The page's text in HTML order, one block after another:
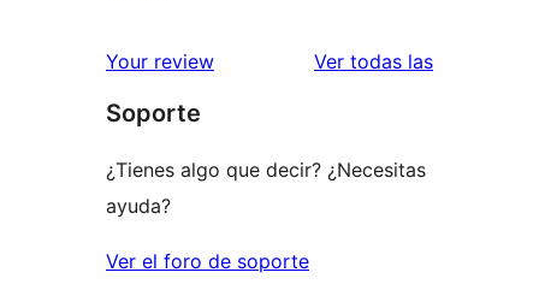
estrellas
de
estrellas
Your review Ver todas las
Soporte
¿Tienes algo que decir? ¿Necesitas
ayuda?
Ver el foro de soporte